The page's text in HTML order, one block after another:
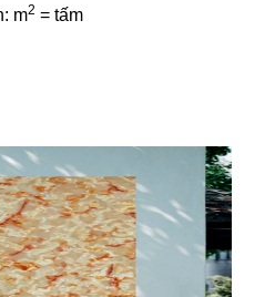
m2 = tấm